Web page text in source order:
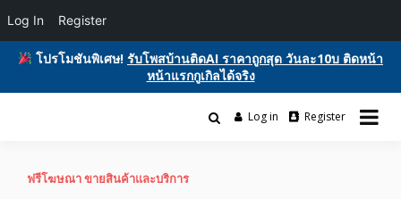
โปรโมชันพิเศษ! รับโพสบ้านติดAI ราคาถูกสุด วันละ10บ ติดหน้า
หน้าแรกกูเกิลได้จริง
หน้าแรกกูเกิล ฟรีประกาศขายบ้านที่ดิน
รับโพสต์เว็บบอร์ด ติดAI ตลาดซื้อขาย ฟรีประกาศ ติดgooglesหน้า1ฟรี
Log in Register
ฟรีโฆษณา ขายสินค้าและบริการ
Log In Register